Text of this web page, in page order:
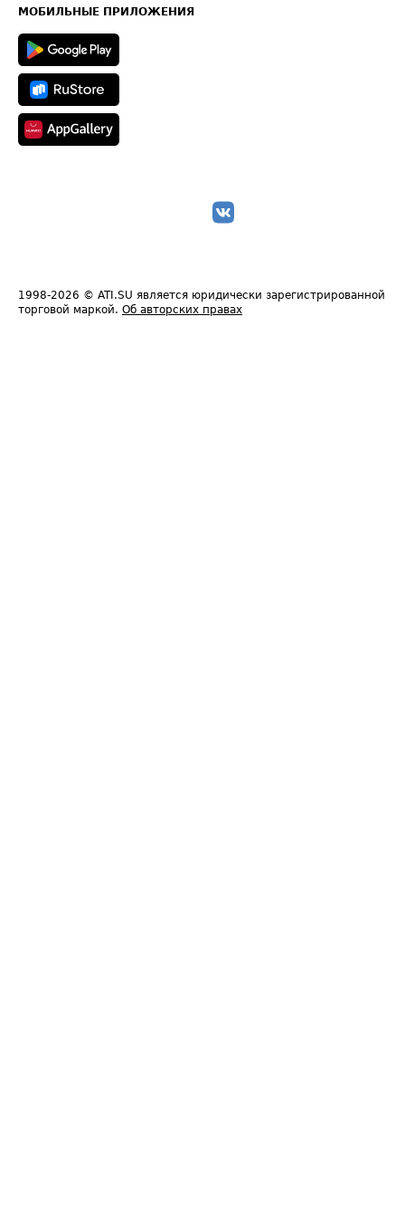
Техническая информация
МОБИЛЬНЫЕ ПРИЛОЖЕНИЯ
1998-2026 © ATI.SU является юридически зарегистрированной
торговой маркой. Об авторских правах